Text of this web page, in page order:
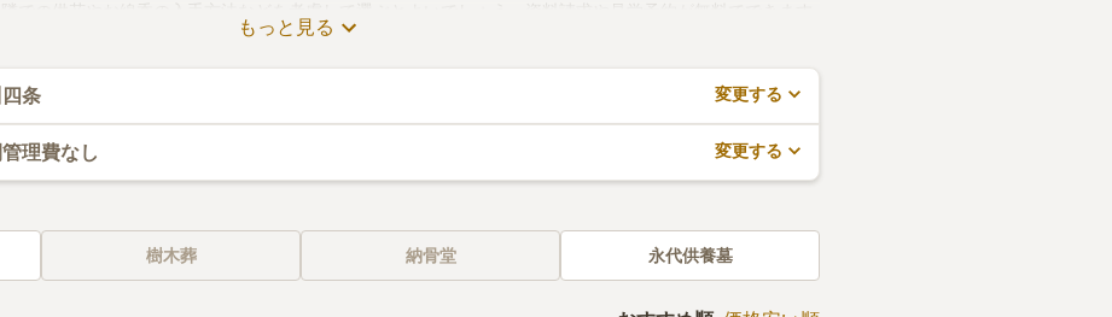
での供花やお線香の入手方法などを考慮して選ぶとよいでしょう。資料請求や見学予約が無料でできます
もっと見る
条 変更する
理費なし 変更する
樹木葬 納骨堂 永代供養墓